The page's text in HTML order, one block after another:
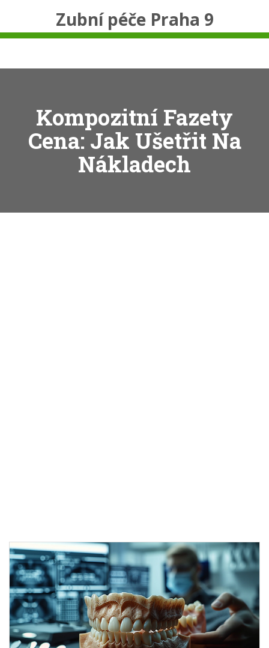
Zubní péče Praha 9
Kompozitní Fazety
Cena: Jak Ušetřit Na
Nákladech